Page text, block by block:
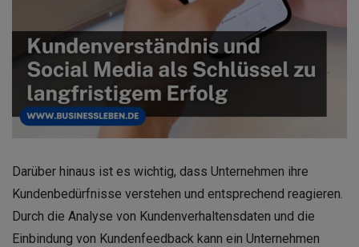
Darüber hinaus ist es wichtig, dass Unternehmen ihre
Kundenbedürfnisse verstehen und entsprechend reagieren.
Durch die Analyse von Kundenverhaltensdaten und die
Einbindung von Kundenfeedback kann ein Unternehmen